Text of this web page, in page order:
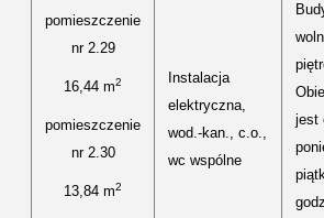
pomieszczenie
nr 2.29
16,44 m2
pomieszczenie
nr 2.30
13,84 m2
Instalacja
elektryczna,
wod.-kan., c.o.,
wc wspólne
jest